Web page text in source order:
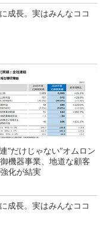
成長。実はみんなココ
“だけじゃない”オムロン
機器事業、地道な顧客
化が結実
成長。実はみんなココ